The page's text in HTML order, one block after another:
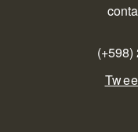
(+598)